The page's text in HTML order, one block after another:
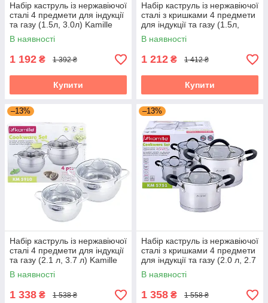
Набір каструль із нержавіючої
сталі 4 предмети для індукції
та газу (1.5л, 3.0л) Kamille
KM-4925
В наявності
1 192 ₴ 1 392 ₴
Купити
Набір каструль із нержавіючої
сталі з кришками 4 предмети
для індукції та газу (1.5л,
3.0л) Kamille KM-4935
В наявності
1 212 ₴ 1 412 ₴
Купити
–13%
Набір каструль із нержавіючої
сталі 4 предмети для індукції
та газу (2.1 л, 3.7 л) Kamille
KM-5910
В наявності
1 338 ₴ 1 538 ₴
–13%
Набір каструль із нержавіючої
сталі з кришками 4 предмети
для індукції та газу (2.0 л, 2.7
л) Kamille KM-5751
В наявності
1 358 ₴ 1 558 ₴